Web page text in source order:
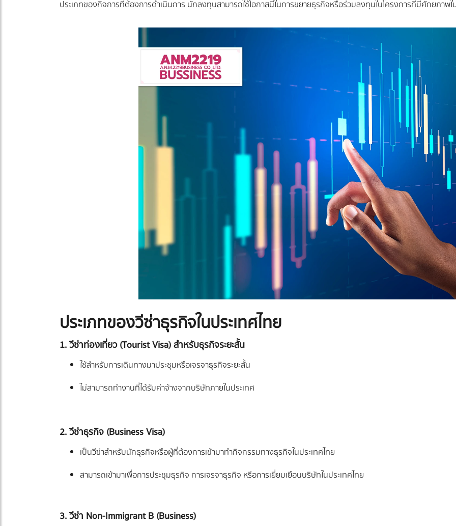
ประเภทของกิจการที่ต้องการดำเนินการ นักลงทุนสามารถใช้โอกาสนี้ในการขยายธุรกิจหรือร่วมลงทุนในโครงการที่มีศักยภาพใ
ประเภทของวีซ่าธุรกิจในประเทศไทย
1. วีซ่าท่องเที่ยว (Tourist Visa) สำหรับธุรกิจระยะสั้น
ใช้สำหรับการเดินทางมาประชุมหรือเจรจาธุรกิจระยะสั้น
ไม่สามารถทำงานที่ได้รับค่าจ้างจากบริษัทภายในประเทศ
2. วีซ่าธุรกิจ (Business Visa)
เป็นวีซ่าสำหรับนักธุรกิจหรือผู้ที่ต้องการเข้ามาทำกิจกรรมทางธุรกิจในประเทศไทย
สามารถเข้ามาเพื่อการประชุมธุรกิจ การเจรจาธุรกิจ หรือการเยี่ยมเยือนบริษัทในประเทศไทย
3. วีซ่า Non-Immigrant B (Business)